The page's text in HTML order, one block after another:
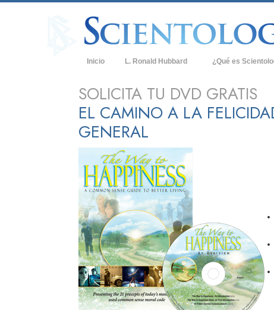
Inicio L. Ronald Hubbard ¿Qué es
Credos y Códigos
Conoce a un
Los Principios
Una Introducción a
Amor y Odio: ¿Qué
SOLICITA TU DVD GRATIS
EL CAMINO A LA
GENERAL